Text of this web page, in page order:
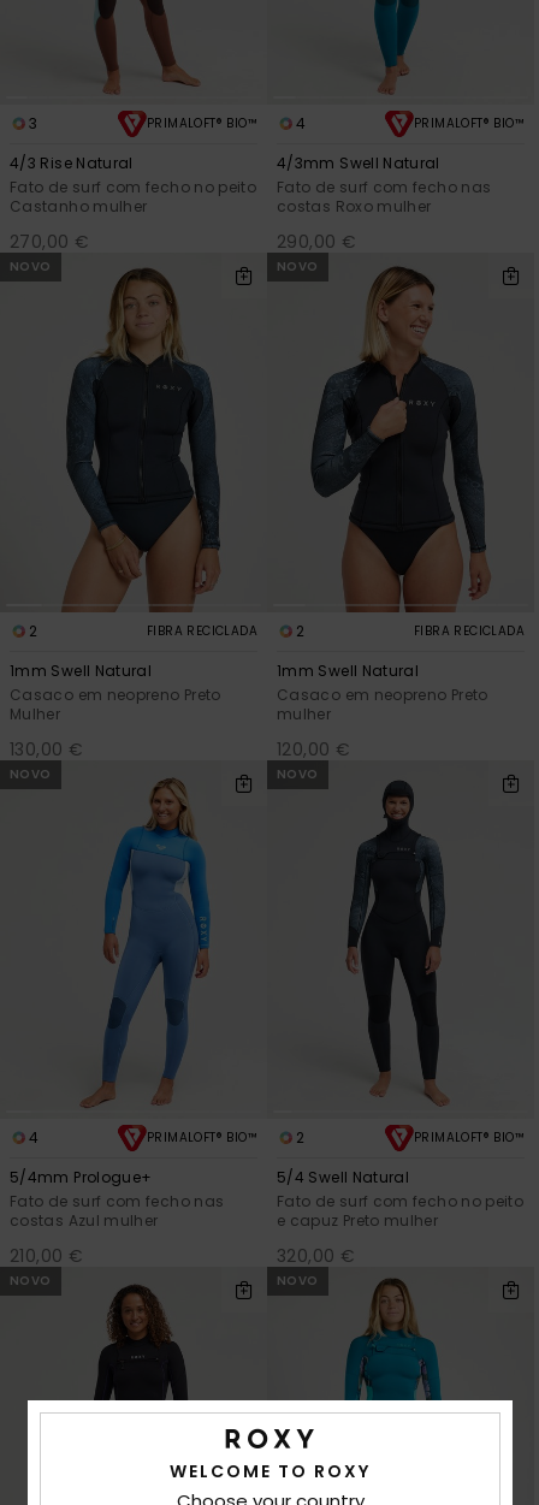
3 PRIMALOFT® BIO™
4/3 Rise Natural
Fato de surf com fecho no peito
Castanho mulher
270,00 €
4 PRIMALOFT® BIO™
4/3mm Swell Natural
Fato de surf com fecho nas
costas Roxo mulher
290,00 €
NOVO
2 FIBRA RECICLADA
1mm Swell Natural
Casaco em neopreno Preto
Mulher
130,00 €
NOVO
2 FIBRA RECICLADA
1mm Swell Natural
Casaco em neopreno Preto
mulher
120,00 €
NOVO
4 PRIMALOFT® BIO™
5/4mm Prologue+
Fato de surf com fecho nas
costas Azul mulher
210,00 €
NOVO
2 PRIMALOFT® BIO™
5/4 Swell Natural
Fato de surf com fecho no peito
e capuz Preto mulher
320,00 €
NOVO NOVO
WELCOME TO ROXY